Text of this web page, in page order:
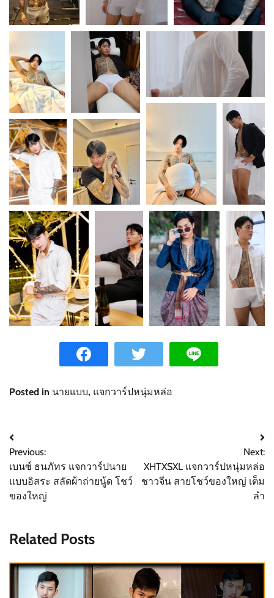
Posted in นายแบบ, แจกวาร์ปหนุ่มหล่อ
Post
navigation
Previous:
เบนซ์ ธนภัทร แจกวาร์ปนาย
แบบอิสระ สลัดผ้าถ่ายนู้ด โชว์
ของใหญ่
Next:
XHTXSXL แจกวาร์ปหนุ่มหล่อ
ชาวจีน สายโชว์ของใหญ่ เต็ม
ลำ
Related Posts